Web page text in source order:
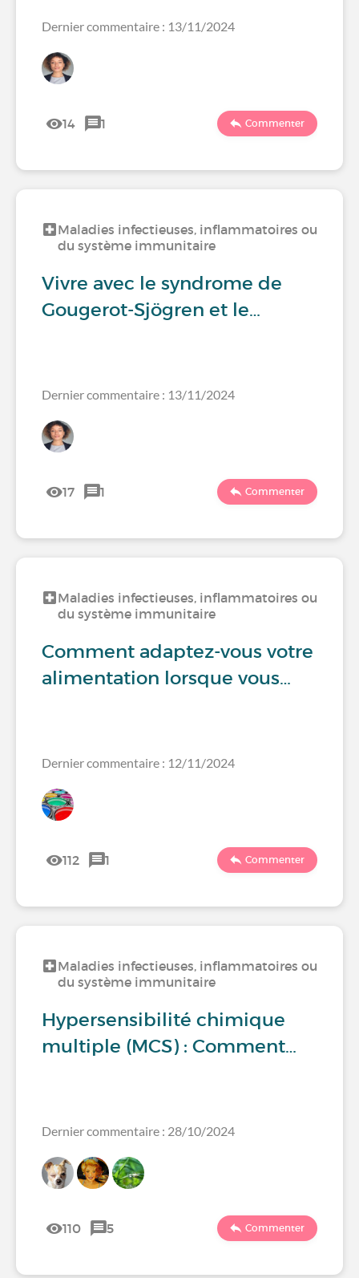
Dernier commentaire : 13/11/2024
14 1 Commenter
Maladies infectieuses, inflammatoires ou
du système immunitaire
Vivre avec le syndrome de
Gougerot-Sjögren et le…
Dernier commentaire : 13/11/2024
17 1 Commenter
Maladies infectieuses, inflammatoires ou
du système immunitaire
Comment adaptez-vous votre
alimentation lorsque vous…
Dernier commentaire : 12/11/2024
112 1 Commenter
Maladies infectieuses, inflammatoires ou
du système immunitaire
Hypersensibilité chimique
multiple (MCS) : Comment…
Dernier commentaire : 28/10/2024
110 5 Commenter